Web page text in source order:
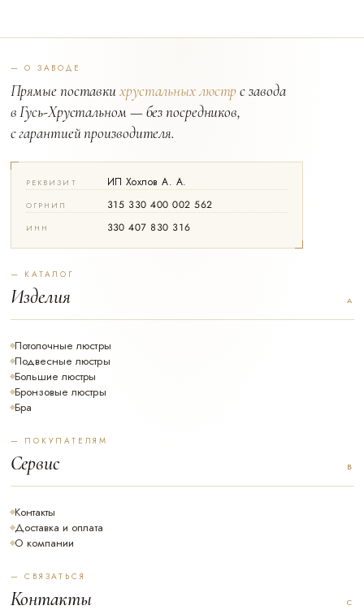
— О ЗАВОДЕ
Прямые поставкихрустальных люстрс завода
в Гусь-Хрустальном — без посредников,
с гарантией производителя.
РЕКВИЗИТ ИП Хохлов А. А.
ОГРНИП 315 330 400 002 562
ИНН 330 407 830 316
— КАТАЛОГ
Изделия
Потолочные люстры
Подвесные люстры
Большие люстры
Бронзовые люстры
Бра
— ПОКУПАТЕЛЯМ
Сервис
Контакты
Доставка и оплата
О компании
— СВЯЗАТЬСЯ
Контакты